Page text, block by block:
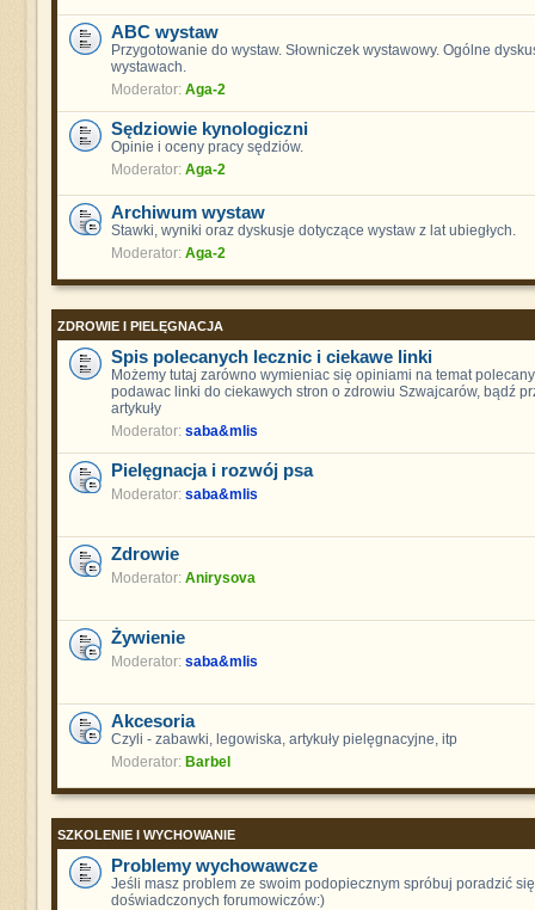
ABC wystaw
Przygotowanie do wystaw. Słowniczek wystawowy. Ogólne
wystawach.
Moderator: Aga-2
Sędziowie kynologiczni
Opinie i oceny pracy sędziów.
Moderator: Aga-2
Archiwum wystaw
Stawki, wyniki oraz dyskusje dotyczące wystaw z lat ubiegłych.
Moderator: Aga-2
ZDROWIE I PIELĘGNACJA
Spis polecanych lecznic i ciekawe linki
Możemy tutaj zarówno wymieniac się opiniami na temat
podawac linki do ciekawych stron o zdrowiu Szwajcarów, bądź
artykuły
Moderator: saba&mlis
Pielęgnacja i rozwój psa
Moderator: saba&mlis
Zdrowie
Moderator: Anirysova
Żywienie
Moderator: saba&mlis
Akcesoria
Czyli - zabawki, legowiska, artykuły pielęgnacyjne, itp
Moderator: Barbel
SZKOLENIE I WYCHOWANIE
Problemy wychowawcze
Jeśli masz problem ze swoim podopiecznym spróbuj poradzić
doświadczonych forumowiczów:)